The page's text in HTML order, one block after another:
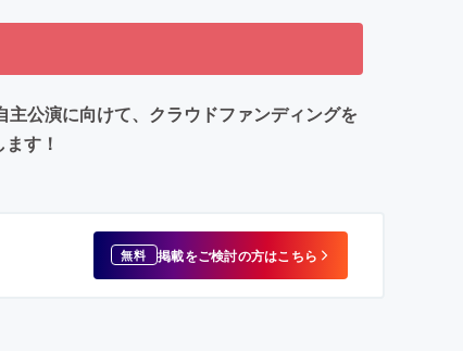
公演に向けて、クラウドファンディングを
す！
無料 掲載をご検討の方はこちら